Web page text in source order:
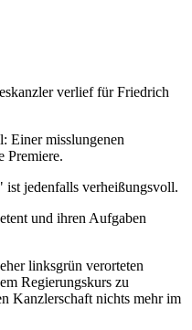
verlief für Friedrich
Einer misslungenen
Premiere.
jedenfalls verheißungsvoll.
und ihren Aufgaben
linksgrün verorteten
Regierungskurs zu
Kanzlerschaft nichts mehr im